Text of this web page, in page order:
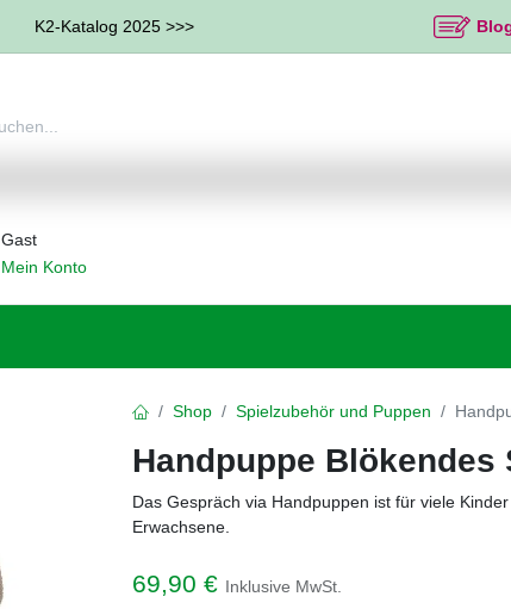
K2-Katalog 2025 >>>
Gast
Mein Konto
Shop Spielzubehör und Puppen
Handpuppe Blökendes
Das Gespräch via Handpuppen ist für viele
Erwachsene.
69,90 € Inklusive MwSt.